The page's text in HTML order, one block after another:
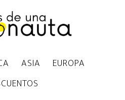
ASIA
EUROPA